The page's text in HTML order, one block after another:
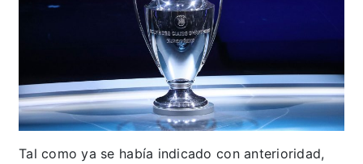
Tal como ya se había indicado con anterioridad,